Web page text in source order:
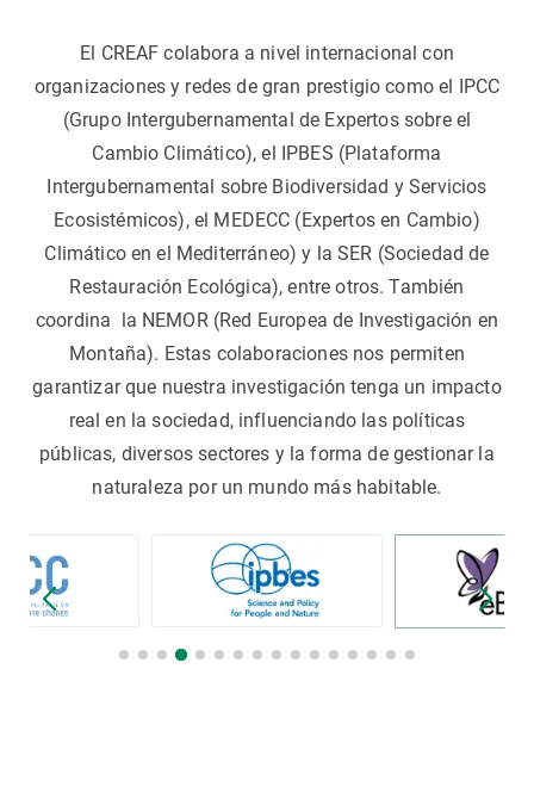
El CREAF colabora a nivel internacional con
organizaciones y redes de gran prestigio como el IPCC
(Grupo Intergubernamental de Expertos sobre el
Cambio Climático), el IPBES (Plataforma
Intergubernamental sobre Biodiversidad y Servicios
Ecosistémicos), el MEDECC (Expertos en Cambio)
Climático en el Mediterráneo) y la SER (Sociedad de
Restauración Ecológica), entre otros. También
coordina la NEMOR (Red Europea de Investigación en
Montaña). Estas colaboraciones nos permiten
garantizar que nuestra investigación tenga un impacto
real en la sociedad, influenciando las políticas
públicas, diversos sectores y la forma de gestionar la
naturaleza por un mundo más habitable.